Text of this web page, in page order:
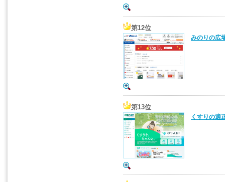
第12位
みのりの広
第13位
くすりの適